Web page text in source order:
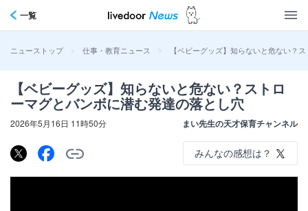
一覧
ニューストップ > 仕事・教育ニュース > 【ベビーグッズ】知らないと危ない？
【ベビーグッズ】知らないと危ない？ストロ
ーマグとバンボに潜む発達の落とし穴
2026年5月16日 11時50分 まい先生の天才保育チャンネル
みんなの感想は？